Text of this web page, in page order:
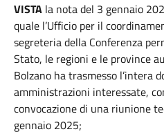
VISTA la nota del 3 gennaio
quale l’Ufficio per il
segreteria della Conferenza
Stato, le regioni e le province
Bolzano ha trasmesso l’intera
amministrazioni interessate,
convocazione di una riunione
gennaio 2025;